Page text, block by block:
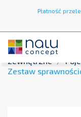
Płatność
Strona główna
zewnętrzne
Zestaw